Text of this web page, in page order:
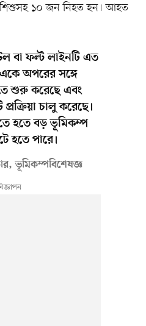
১০ জন নিহত হন। আহত
বা ফল্ট লাইনটি এত
একে অপরের সঙ্গে
শুরু করেছে এবং
চালু করেছে।
হতে বড় ভূমিকম্প
হতে পারে।
ভূমিকম্পবিশেষজ্ঞ